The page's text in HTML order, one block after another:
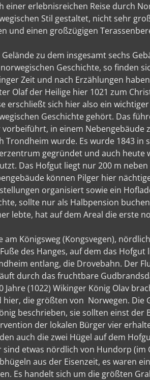
einer erlebnisreichen Reise durch
Stil gestaltet, nicht sehr
und einen großzügigen
Gelände zu dem insgesamt sechs
Geschichte, so finden
Zeit und nach Erzählungen
Olaf der Heilige hier 1021 zum
erschließt sich hier also ein
Geschichte gehört. Das
vorbeiführt, in einem Nebengebäude
Trondheim wurde. Es wurde 1843 in
gegründet und auch heute
Das Hofgut liegt nur 200 m
können Pilger hier
organisiert sowie ein
sollte nur als Halbpension
lebte, hat auf dem Areal die erste
am Königsweg (Kongsvegen),
des Hanges, auf dem das
entlang, die Drovebahn. Der
durch das fruchtbare
Jahre (1022) Wikinger König Olav
hier, die größten von Norwegen. Die
beschrieben, sie sollten einst
der lokalen Bürger vier
auch die zwei Hügel auf dem
sind etwas nördlich von Hundorp
aus der Eisenzeit, es waren
Es handelt sich um die größten